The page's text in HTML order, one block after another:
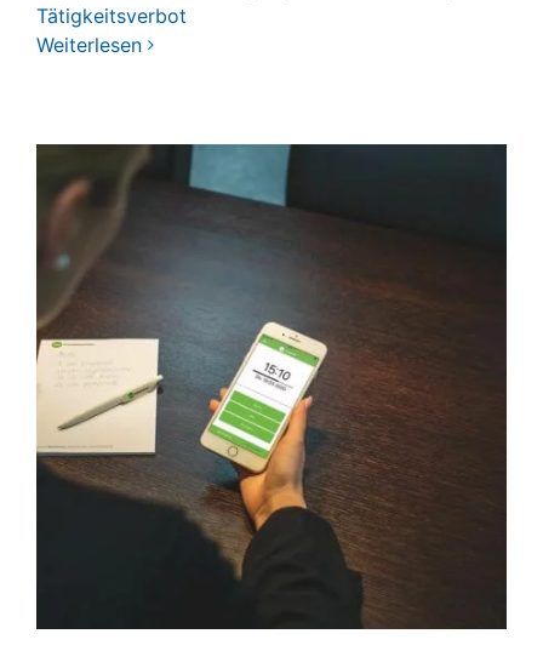
Tätigkeitsverbot
Weiterlesen